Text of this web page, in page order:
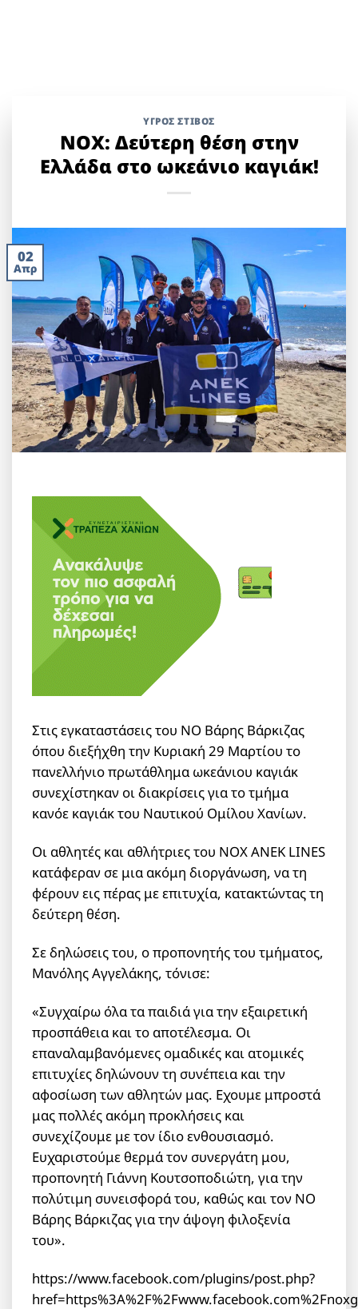
ΥΓΡΌΣ ΣΤΊΒΟΣ
ΝΟΧ: Δεύτερη θέση στην
Ελλάδα στο ωκεάνιο καγιάκ!
02
Απρ
Στις εγκαταστάσεις του ΝΟ Βάρης Βάρκιζας
όπου διεξήχθη την Κυριακή 29 Μαρτίου το
πανελλήνιο πρωτάθλημα ωκεάνιου καγιάκ
συνεχίστηκαν οι διακρίσεις για το τμήμα
κανόε καγιάκ του Ναυτικού Ομίλου Χανίων.
Οι αθλητές και αθλήτριες του ΝΟΧ ANEK LINES
κατάφεραν σε μια ακόμη διοργάνωση, να τη
φέρουν εις πέρας με επιτυχία, κατακτώντας τη
δεύτερη θέση.
Σε δηλώσεις του, ο προπονητής του τμήματος,
Μανόλης Αγγελάκης, τόνισε:
«Συγχαίρω όλα τα παιδιά για την εξαιρετική
προσπάθεια και το αποτέλεσμα. Οι
επαναλαμβανόμενες ομαδικές και ατομικές
επιτυχίες δηλώνουν τη συνέπεια και την
αφοσίωση των αθλητών μας. Εχουμε μπροστά
μας πολλές ακόμη προκλήσεις και
συνεχίζουμε με τον ίδιο ενθουσιασμό.
Ευχαριστούμε θερμά τον συνεργάτη μου,
προπονητή Γιάννη Κουτσοποδιώτη, για την
πολύτιμη συνεισφορά του, καθώς και τον ΝΟ
Βάρης Βάρκιζας για την άψογη φιλοξενία
του».
https://www.facebook.com/plugins/post.php?